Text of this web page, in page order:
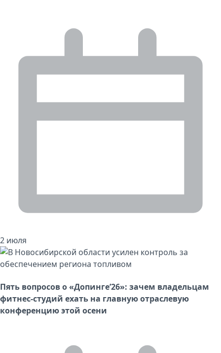
2 июля
Пять вопросов о «Допинге’26»: зачем владельцам
фитнес-студий ехать на главную отраслевую
конференцию этой осени